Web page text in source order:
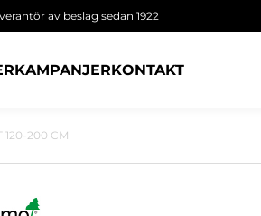
av beslag sedan 1922
KAMPANJERKONTAKT
120-200 CM